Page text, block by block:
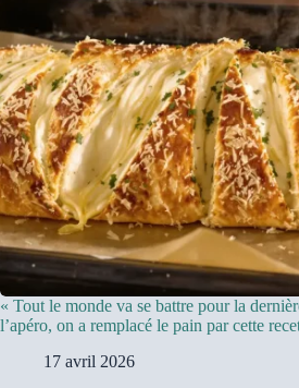
« Tout le monde va se battre pour la
l’apéro, on a remplacé le pain par cette
17 avril 2026